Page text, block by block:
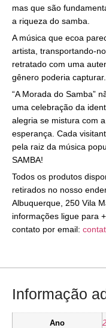
mas que são
a riqueza do samba.
A música que ecoa
artista, transportando-
retratado com uma
gênero poderia capturar.
“A Morada do Samba”
uma celebração da
alegria se mistura com
esperança. Cada
pela raiz da música
SAMBA!
Todos os produtos
retirados no nosso
Albuquerque, 250 Vila
informações ligue para
contato por email:
Informação
Ano